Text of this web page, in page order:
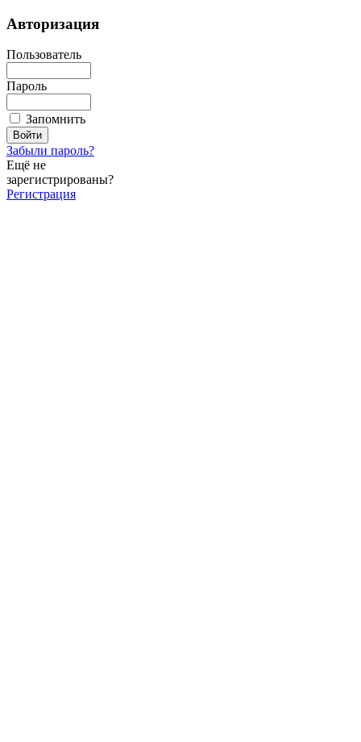
Авторизация
Пользователь
Пароль
Запомнить
Забыли пароль?
Ещё не
зарегистрированы?
Регистрация